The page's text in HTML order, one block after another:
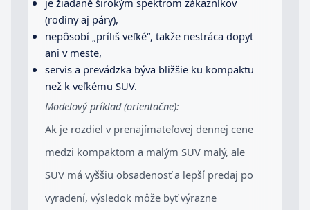
(rodiny aj páry),
nepôsobí „príliš veľké“, takže nestráca dopyt
ani v meste,
servis a prevádzka býva bližšie ku kompaktu
než k veľkému SUV.
Modelový príklad (orientačne):
Ak je rozdiel v prenajímateľovej dennej cene
medzi kompaktom a malým SUV malý, ale
SUV má vyššiu obsadenosť a lepší predaj po
vyradení, výsledok môže byť výrazne